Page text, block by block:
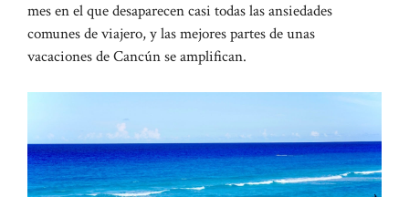
mes en el que desaparecen casi todas las ansiedades
comunes de viajero, y las mejores partes de unas
vacaciones de Cancún se amplifican.